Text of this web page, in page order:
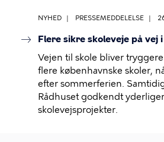
NYHED PRESSEMEDDELELSE
Flere sikre skoleveje på vej
Vejen til skole bliver
flere københavnske skoler,
efter sommerferien.
Rådhuset godkendt
skolevejsprojekter.